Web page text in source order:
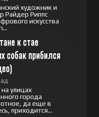
художник и
Райдер Риппс
искусства
к стае
собак прибился
улицах
города
да еще в
приходится...